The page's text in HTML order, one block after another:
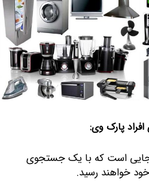
پارک وی:
است که با یک جستجوی
خواهند رسید.